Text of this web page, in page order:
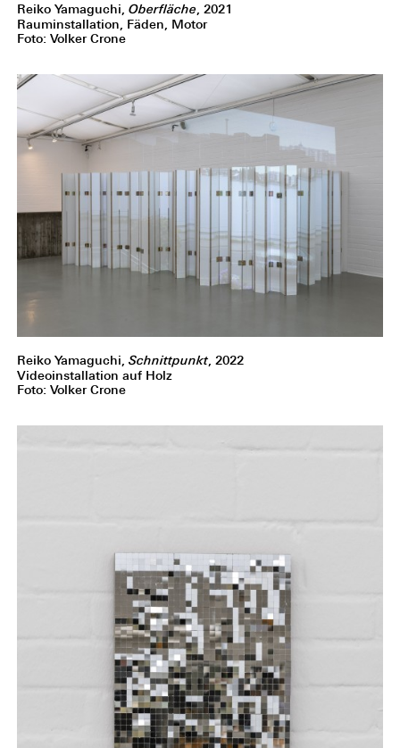
Reiko Yamaguchi, Oberfläche, 2021
Rauminstallation, Fäden, Motor
Foto: Volker Crone
Reiko Yamaguchi, Schnittpunkt, 2022
Videoinstallation auf Holz
Foto: Volker Crone